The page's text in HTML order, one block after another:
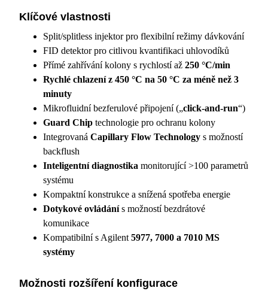
Klíčové vlastnosti
Split/splitless injektor pro flexibilní režimy dávkování
FID detektor pro citlivou kvantifikaci uhlovodíků
Přímé zahřívání kolony s rychlostí až 250 °C/min
Rychlé chlazení z 450 °C na 50 °C za méně než 3
minuty
Mikrofluidní bezferulové připojení („click-and-run“)
Guard Chip technologie pro ochranu kolony
Integrovaná Capillary Flow Technology s možností
backflush
Inteligentní diagnostika monitorující >100 parametrů
systému
Kompaktní konstrukce a snížená spotřeba energie
Dotykové ovládánís možností bezdrátové
komunikace
Kompatibilní s Agilent 5977, 7000 a 7010 MS
systémy
Možnosti rozšíření konfigurace